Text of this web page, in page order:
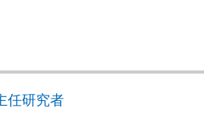
任研究者